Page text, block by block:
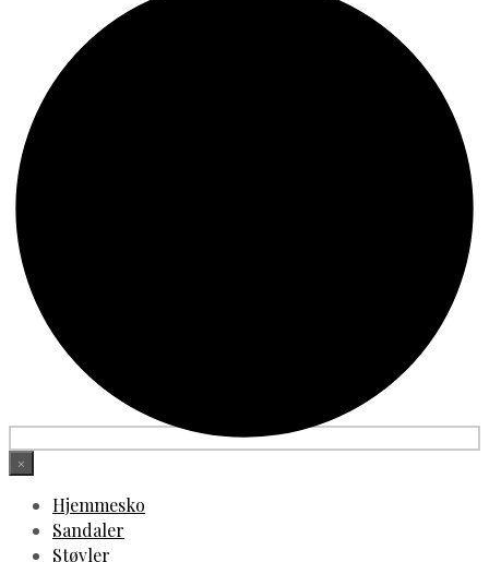
×
Hjemmesko
Sandaler
Støvler